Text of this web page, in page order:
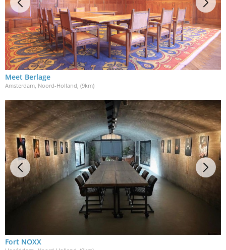
Meet Berlage
Amsterdam, Noord-Holland, (9km)
Fort NOXX